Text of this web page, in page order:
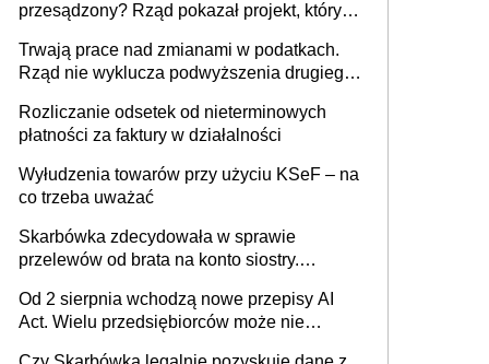
przesądzony? Rząd pokazał projekt, który
Trwają prace nad zmianami w podatkach.
Rząd nie wyklucza podwyższenia drugiego
Rozliczanie odsetek od nieterminowych
płatności za faktury w działalności
Wyłudzenia towarów przy użyciu KSeF – na
co trzeba uważać
Skarbówka zdecydowała w sprawie
przelewów od brata na konto siostry.
darowizna, ale podatku jednak nie będzie
Od 2 sierpnia wchodzą nowe przepisy AI
Act. Wielu przedsiębiorców może nie